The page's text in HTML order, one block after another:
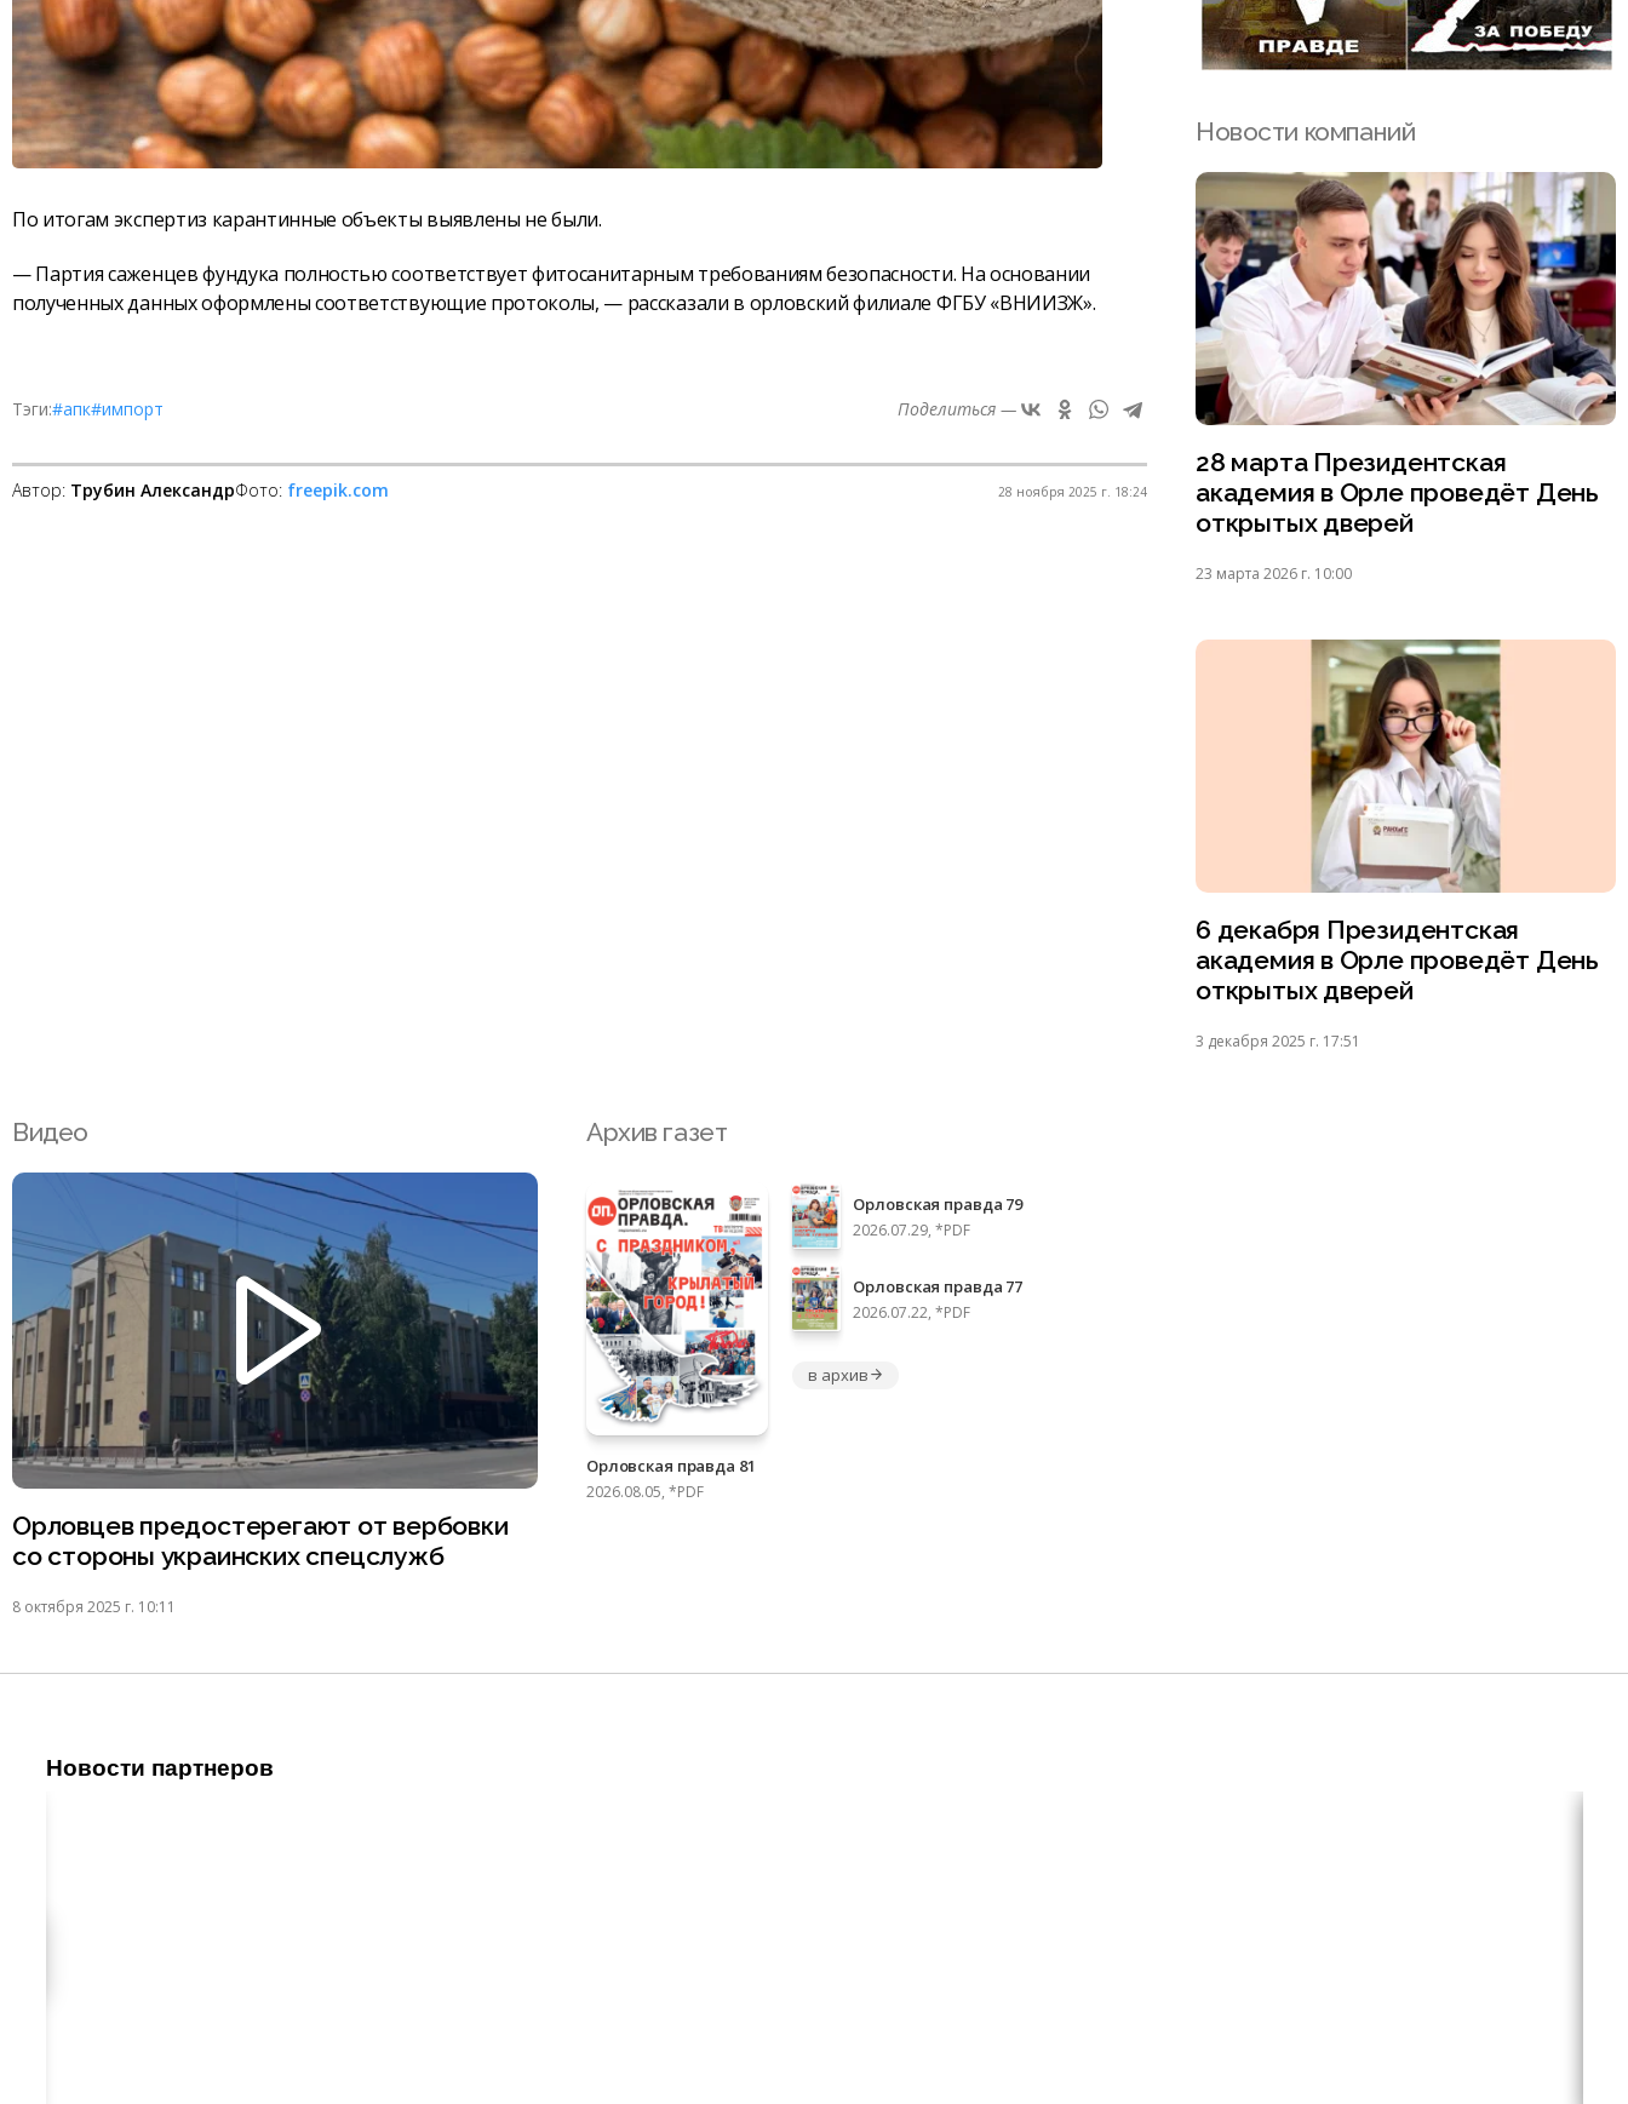
По итогам экспертиз карантинные объекты выявлены не были.
— Партия саженцев фундука полностью соответствует фитосанитарным требованиям безопасности. На основании
полученных данных оформлены соответствующие протоколы, — рассказали в орловский филиале ФГБУ «ВНИИЗЖ».
Тэги:#апк#импорт Поделиться —
Автор: Трубин АлександрФото: freepik.com 28 ноября 2025 г. 18:24
Новости компаний
28 марта Президентская
академия в Орле проведёт День
открытых дверей
23 марта 2026 г. 10:00
6 декабря Президентская
академия в Орле проведёт День
открытых дверей
3 декабря 2025 г. 17:51
Видео
Орловцев предостерегают от вербовки
со стороны украинских спецслужб
8 октября 2025 г. 10:11
Архив газет
Орловская правда 81
2026.08.05, *PDF
Орловская правда 79
2026.07.29, *PDF
Орловская правда 77
2026.07.22, *PDF
в архив
Новости партнеров